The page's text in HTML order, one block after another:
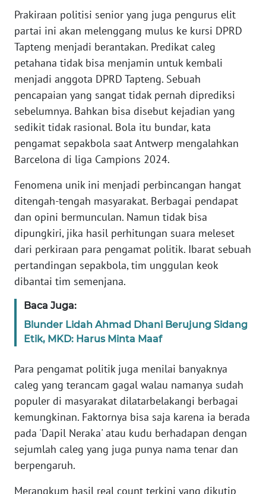
Prakiraan politisi senior yang juga pengurus elit
partai ini akan melenggang mulus ke kursi DPRD
Tapteng menjadi berantakan. Predikat caleg
petahana tidak bisa menjamin untuk kembali
menjadi anggota DPRD Tapteng. Sebuah
pencapaian yang sangat tidak pernah diprediksi
sebelumnya. Bahkan bisa disebut kejadian yang
sedikit tidak rasional. Bola itu bundar, kata
pengamat sepakbola saat Antwerp mengalahkan
Barcelona di liga Campions 2024.
Fenomena unik ini menjadi perbincangan hangat
ditengah-tengah masyarakat. Berbagai pendapat
dan opini bermunculan. Namun tidak bisa
dipungkiri, jika hasil perhitungan suara meleset
dari perkiraan para pengamat politik. Ibarat sebuah
pertandingan sepakbola, tim unggulan keok
dibantai tim semenjana.
Baca Juga:
Blunder Lidah Ahmad Dhani Berujung Sidang
Etik, MKD: Harus Minta Maaf
Para pengamat politik juga menilai banyaknya
caleg yang terancam gagal walau namanya sudah
populer di masyarakat dilatarbelakangi berbagai
kemungkinan. Faktornya bisa saja karena ia berada
pada 'Dapil Neraka' atau kudu berhadapan dengan
sejumlah caleg yang juga punya nama tenar dan
berpengaruh.
Merangkum hasil real count terkini yang dikutip
WN
SUMBAR
WN
SUMSEL
WN
JATENG
WN
NUSANTARA
WN
JOGJA
WN
WN
BALI
WN
KALBAR
KALTENG